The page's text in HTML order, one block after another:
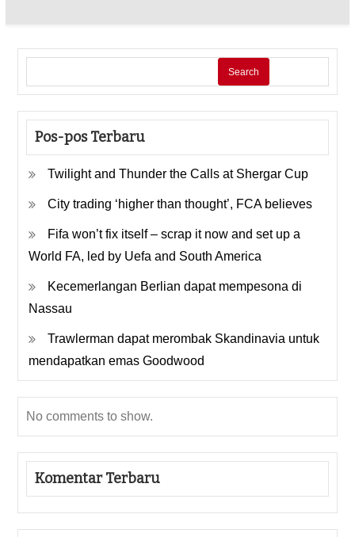
Search
Pos-pos Terbaru
Twilight and Thunder the Calls at Shergar Cup
City trading ‘higher than thought’, FCA believes
Fifa won’t fix itself – scrap it now and set up a
World FA, led by Uefa and South America
Kecemerlangan Berlian dapat mempesona di
Nassau
Trawlerman dapat merombak Skandinavia untuk
mendapatkan emas Goodwood
No comments to show.
Komentar Terbaru